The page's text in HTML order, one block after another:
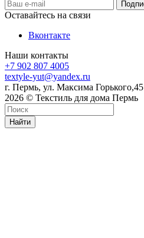
Оставайтесь на связи
Вконтакте
Наши контакты
+7 902 807 4005
textyle-yut@yandex.ru
г. Пермь, ул. Максима Горького,45
2026 © Текстиль для дома Пермь
Найти